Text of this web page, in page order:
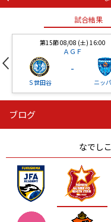
試合結果
第15節 08/08 (土) 16:00
ＡＧＦ
Ｓ世田谷
-
ニッ
ニッパツ
ニッパツ 名古
ブログ
なでし